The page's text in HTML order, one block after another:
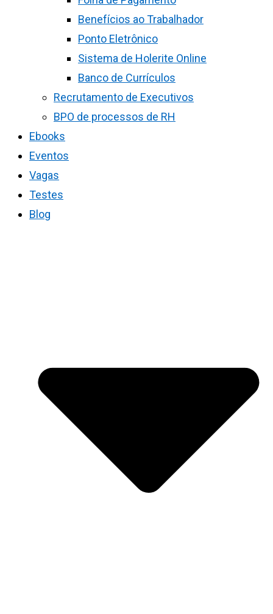
Benefícios ao Trabalhador
Ponto Eletrônico
Sistema de Holerite Online
Banco de Currículos
Recrutamento de Executivos
BPO de processos de RH
Ebooks
Eventos
Vagas
Testes
Blog